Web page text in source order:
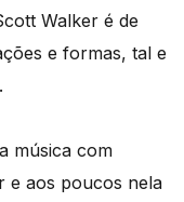
Walker é de
e formas, tal e
música com
e aos poucos nela